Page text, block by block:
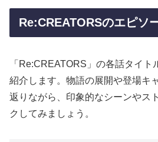
Re:CREATORSのエピソ
「Re:CREATORS」の各話タイ
紹介します。物語の展開や登場キ
返りながら、印象的なシーンやス
クしてみましょう。